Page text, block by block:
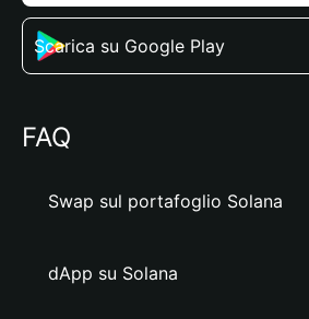
Scarica su Google Play
FAQ
Swap sul portafoglio Solana
dApp su Solana